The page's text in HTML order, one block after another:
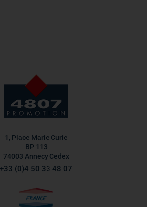
1, Place Marie Curie
BP 113
74003 Annecy Cedex
+33 (0)4 50 33 48 07